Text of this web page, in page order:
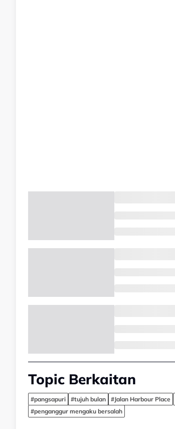
Topic Berkaitan
#pangsapuri #tujuh bulan #Jalan Harbour Place
#penganggur mengaku bersalah